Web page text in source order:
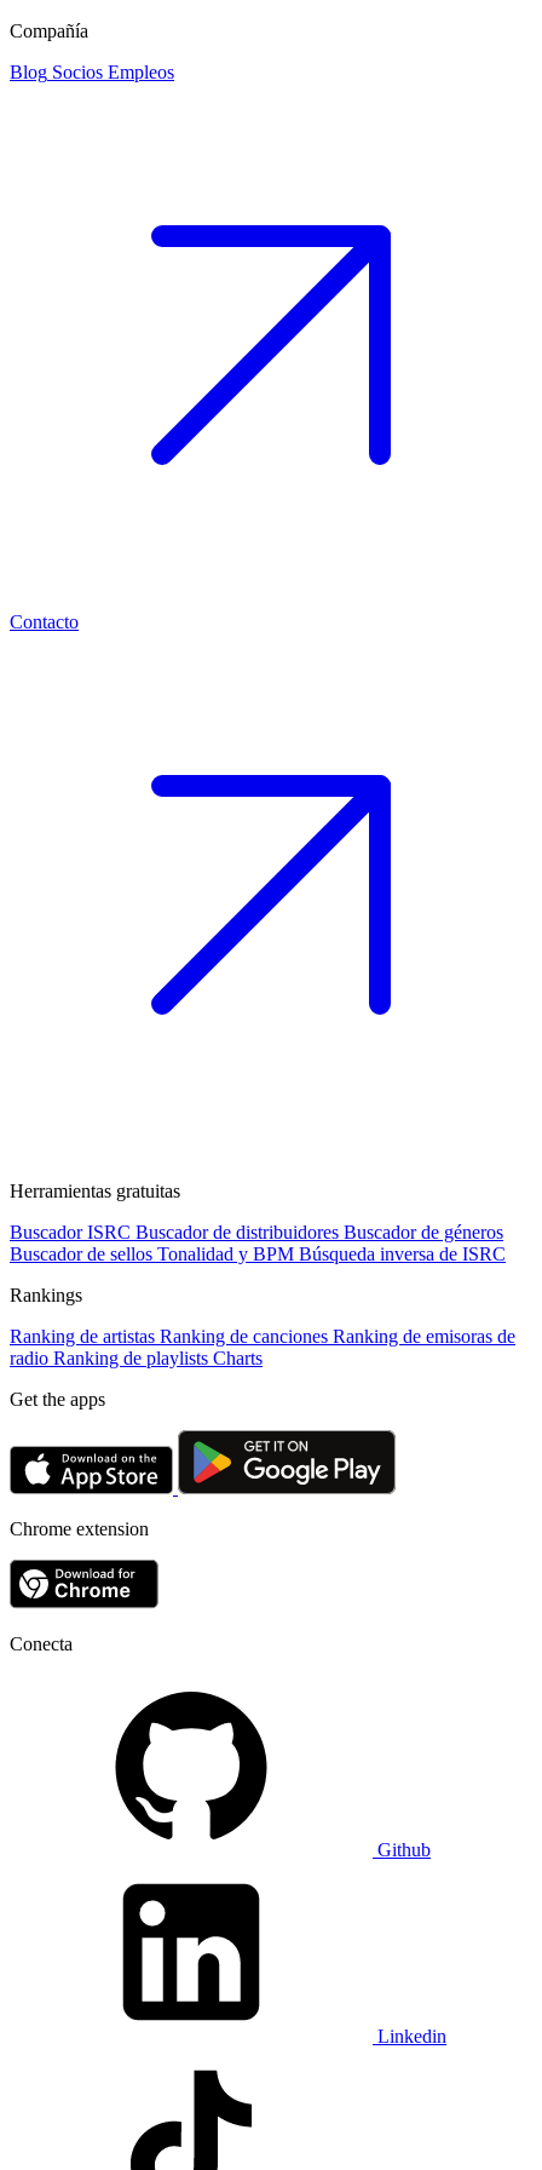
Compañía
Blog Socios Empleos
Contacto
Herramientas gratuitas
Buscador ISRC Buscador de distribuidores Buscador de géneros
Buscador de sellos Tonalidad y BPM Búsqueda inversa de ISRC
Rankings
Ranking de artistas Ranking de canciones Ranking de emisoras de
radio Ranking de playlists Charts
Get the apps
Chrome extension
Conecta
Github
Linkedin